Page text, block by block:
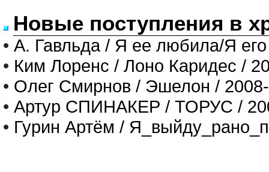
Новые поступления в
• А. Гавльда / Я ее любила/Я
• Ким Лоренс / Лоно Каридес /
• Олег Смирнов / Эшелон /
• Артур СПИНАКЕР / ТОРУС /
• Гурин Артём /